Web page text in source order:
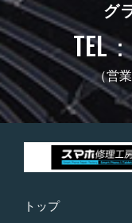
グ
TEL
（営
トップ